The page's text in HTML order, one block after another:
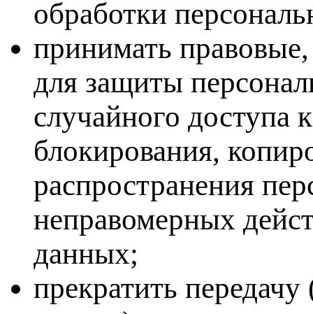
обработки
принимать
для защиты
случайного доступа
блокирования,
распространения
неправомерных
данных;
прекратить